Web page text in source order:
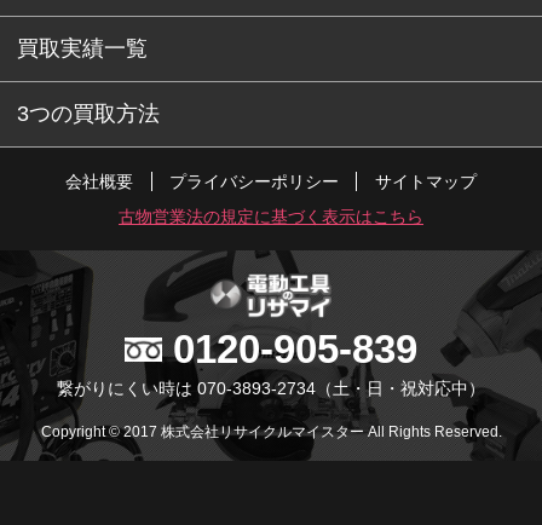
買取実績一覧
3つの買取方法
会社概要 プライバシーポリシー
サイトマップ
古物営業法の規定に基づく表示はこちら
0120-905-839
繋がりにくい時は 070-3893-2734 （土・日・祝対応中）
Copyright © 2017 株式会社リサイクルマイスター All Rights Reserved.